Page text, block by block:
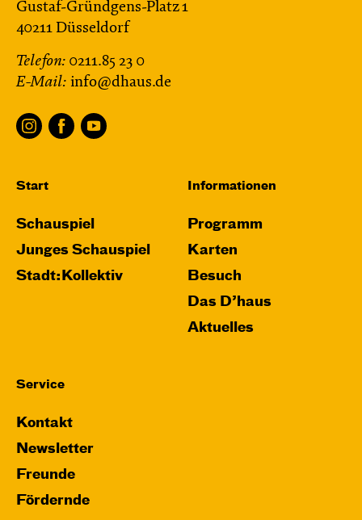
Gustaf-Gründgens-Platz 1
40211 Düsseldorf
Telefon: 0211.85 23 0
E-Mail: info@dhaus.de
Start
Schauspiel
Junges Schauspiel
Stadt:Kollektiv
Informationen
Programm
Karten
Besuch
Das D’haus
Aktuelles
Service
Kontakt
Newsletter
Freunde
Fördernde